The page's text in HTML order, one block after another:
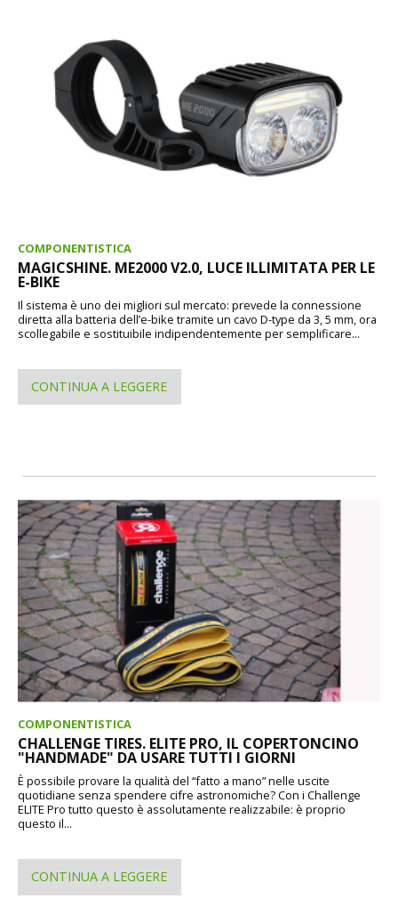
COMPONENTISTICA
MAGICSHINE. ME2000 V2.0, LUCE ILLIMITATA PER LE
E-BIKE
Il sistema è uno dei migliori sul mercato: prevede la connessione
diretta alla batteria dell’e-bike tramite un cavo D-type da 3, 5 mm, ora
scollegabile e sostituibile indipendentemente per semplificare...
CONTINUA A LEGGERE
COMPONENTISTICA
CHALLENGE TIRES. ELITE PRO, IL COPERTONCINO
"HANDMADE" DA USARE TUTTI I GIORNI
È possibile provare la qualità del “fatto a mano” nelle uscite
quotidiane senza spendere cifre astronomiche? Con i Challenge
ELITE Pro tutto questo è assolutamente realizzabile: è proprio
questo il...
CONTINUA A LEGGERE